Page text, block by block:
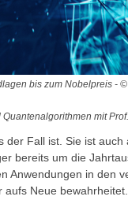
bis zum Nobelpreis -
mit
der Fall ist. Sie ist
bereits um die
Anwendungen in den
Neue